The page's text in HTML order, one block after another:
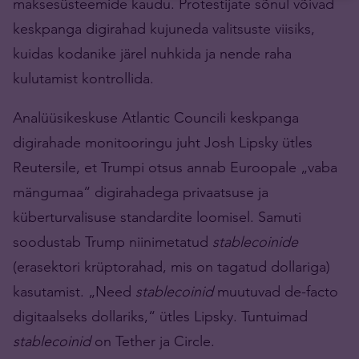
keskpanga digirahad kujuneda valitsuste viisiks,
kuidas kodanike järel nuhkida ja nende raha
kulutamist kontrollida.
Analüüsikeskuse Atlantic Councili keskpanga
digirahade monitooringu juht Josh Lipsky ütles
Reutersile, et Trumpi otsus annab Euroopale „vaba
mängumaa“ digirahadega privaatsuse ja
küberturvalisuse standardite loomisel. Samuti
soodustab Trump niinimetatud stablecoinide
(erasektori krüptorahad, mis on tagatud dollariga)
kasutamist. „Need stablecoinidmuutuvad de-facto
digitaalseks dollariks,“ ütles Lipsky. Tuntuimad
stablecoinidon Tether ja Circle.